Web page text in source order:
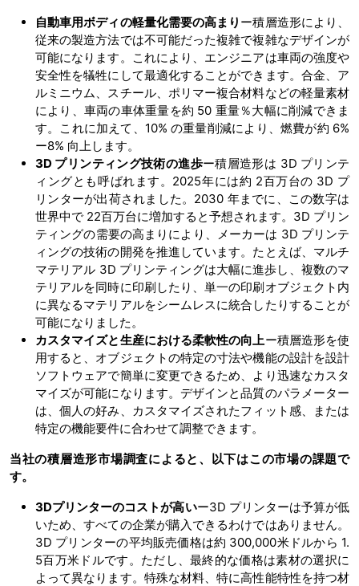
自動車用ボディの軽量化需要の高まり ー積層造形により、
従来の製造方法では不可能だった複雑で複雑なデザインが
可能になります。これにより、エンジニアは車両の強度や
安全性を犠牲にして最適化することができます。合金、ア
ルミニウム、スチール、ポリマー複合材料などの軽量素材
により、車両の車体重量を約 50 重量％大幅に削減できま
す。これに加えて、10% の重量削減により、燃費が約 6%
ー8% 向上します。
3D プリンティング技術の進歩ー積層造形は 3D プリンテ
ィングとも呼ばれます。2025年には約 2百万台の 3D プ
リンターが出荷されました。2030 年までに、この数字は
世界中で 22百万台に増加すると予想されます。3D プリン
ティングの需要の高まりにより、メーカーは 3D プリンテ
ィングの技術の開発を推進しています。たとえば、マルチ
マテリアル 3D プリンティングは大幅に進歩し、複数のマ
テリアルを同時に印刷したり、単一の印刷オブジェクト内
に異なるマテリアルをシームレスに統合したりすることが
可能になりました。
カスタマイズと生産における柔軟性の向上ー積層造形を使
用すると、オブジェクトの特定の寸法や機能の設計を設計
ソフトウェアで簡単に変更できるため、より迅速なカスタ
マイズが可能になります。デザインと品質のパラメーター
は、個人の好み、カスタマイズされたフィット感、または
特定の機能要件に合わせて調整できます。
当社の積層造形市場調査によると、以下はこの市場の課題で
す。
3Dプリンターのコストが高いー3D プリンターは予算が低
いため、すべての企業が購入できるわけではありません。
3D プリンターの平均販売価格は約 300,000米ドルから 1.
5百万米ドルです。ただし、最終的な価格は素材の選択に
よって異なります。特殊な材料、特に高性能特性を持つ材